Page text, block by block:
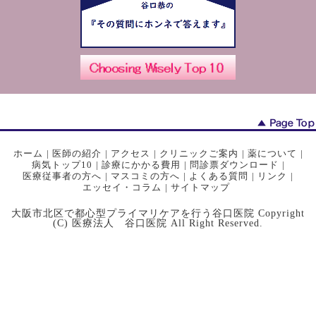
ホーム | 医師の紹介 | アクセス | クリニックご案内 | 薬について |
病気トップ10 | 診療にかかる費用 | 問診票ダウンロード |
医療従事者の方へ | マスコミの方へ | よくある質問 | リンク |
エッセイ・コラム | サイトマップ
大阪市北区で都心型プライマリケアを行う谷口医院 Copyright
(C) 医療法人 谷口医院 All Right Reserved.